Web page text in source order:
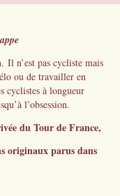
Il n’est pas cycliste mais
ou de travailler en
cyclistes à longueur
l’obsession.
du Tour de France,
originaux parus dans